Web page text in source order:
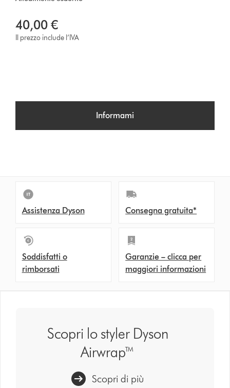
40,00 €
Il prezzo include l’IVA
Informami
Assistenza Dyson Consegna gratuita*
Soddisfatti o
rimborsati
Garanzie – clicca per
maggiori informazioni
Scopri lo styler Dyson
Airwrap™
Scopri di più